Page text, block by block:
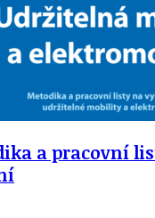
a pracovní